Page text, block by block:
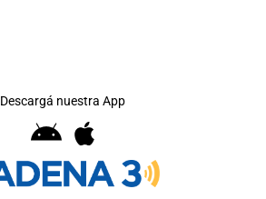
Descargá nuestra App